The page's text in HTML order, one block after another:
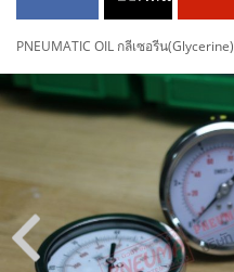
PNEUMATIC OIL กลีเซอรีน(Glycerine)